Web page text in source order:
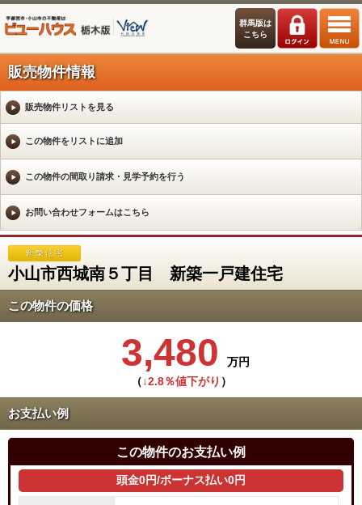
群馬版は
こちら
販売物件情報
販売物件リストを見る
小山市西城南５丁目 新築一戸建住宅
この物件の価格
3,480
万円
（↓2.8％値下がり ）
お支払い例
この物件のお支払い例
頭金0円/ボーナス払い0円